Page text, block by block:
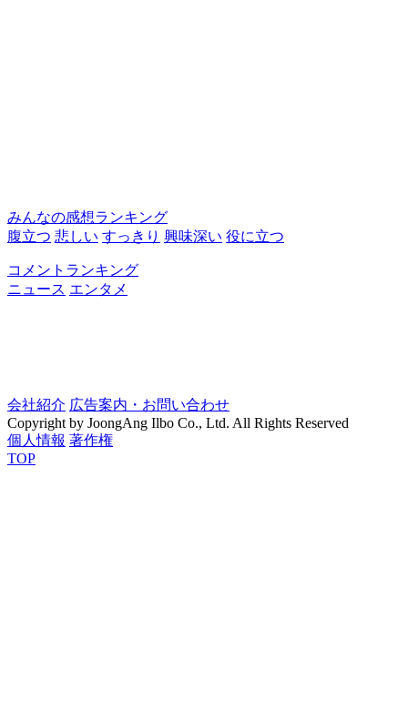
みんなの感想ランキング
腹立つ 悲しい すっきり 興味深い 役に立つ
コメントランキング
ニュース エンタメ
会社紹介 広告案内・お問い合わせ
Copyright by JoongAng Ilbo Co., Ltd. All Rights Reserved
個人情報 著作権
TOP